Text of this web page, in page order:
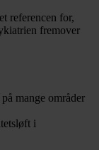
referencen for,
fremover
mange områder
i